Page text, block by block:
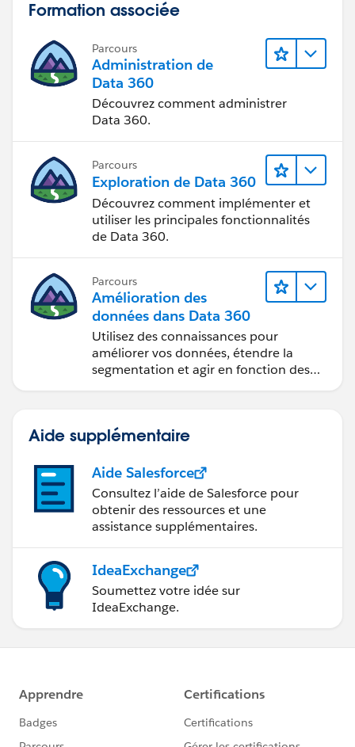
Formation associée
Parcours
Administration de
Data 360
Découvrez comment administrer
Data 360.
Parcours
Exploration de Data 360
Découvrez comment implémenter et
utiliser les principales fonctionnalités
de Data 360.
Parcours
Amélioration des
données dans Data 360
Utilisez des connaissances pour
améliorer vos données, étendre la
segmentation et agir en fonction des
données.
Aide supplémentaire
Aide Salesforce
Consultez l’aide de Salesforce pour
obtenir des ressources et une
assistance supplémentaires.
IdeaExchange
Soumettez votre idée sur
IdeaExchange.